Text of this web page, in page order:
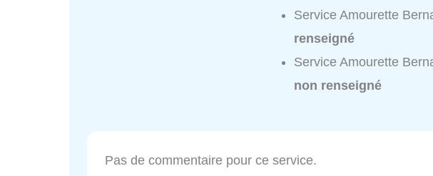
Service Amourette
renseigné
Service Amourette
non renseigné
Pas de commentaire pour ce service.